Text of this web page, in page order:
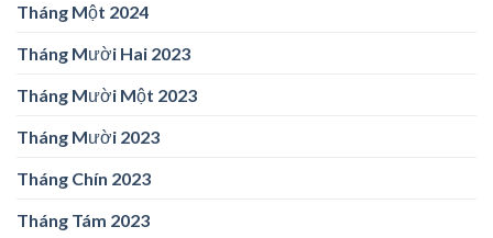
Tháng Một 2024
Tháng Mười Hai 2023
Tháng Mười Một 2023
Tháng Mười 2023
Tháng Chín 2023
Tháng Tám 2023